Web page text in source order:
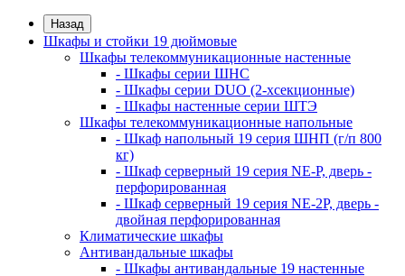
Назад
Шкафы и стойки 19 дюймовые
Шкафы телекоммуникационные настенные
- Шкафы серии ШНС
- Шкафы серии DUO (2-хсекционные)
- Шкафы настенные серии ШТЭ
Шкафы телекоммуникационные напольные
- Шкаф напольный 19 серия ШНП (г/п 800
кг)
- Шкаф серверный 19 серия NE-P, дверь -
перфорированная
- Шкаф серверный 19 серия NE-2P, дверь -
двойная перфорированная
Климатические шкафы
Антивандальные шкафы
- Шкафы антивандальные 19 настенные